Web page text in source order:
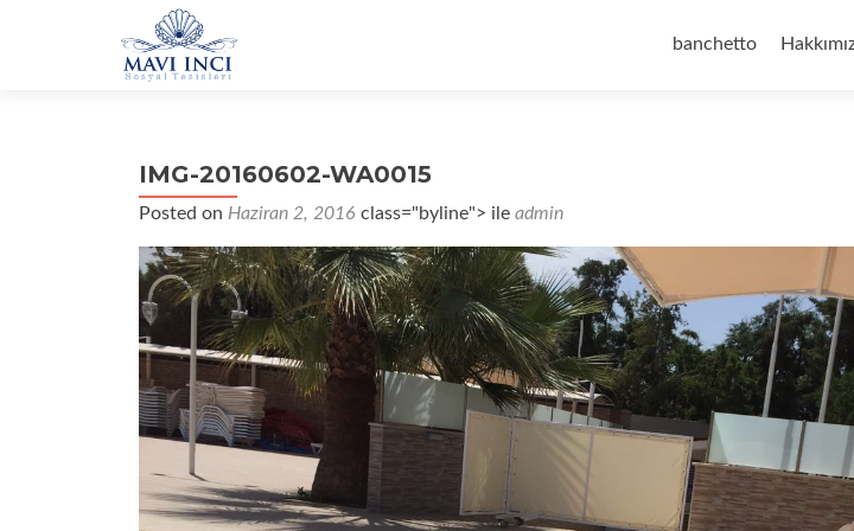
geç
banchetto
IMG-20160602-WA0015
Posted on Haziran 2, 2016 class="byline"> ile admin